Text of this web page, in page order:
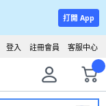
打開 App
客服中心
註冊會員
登入